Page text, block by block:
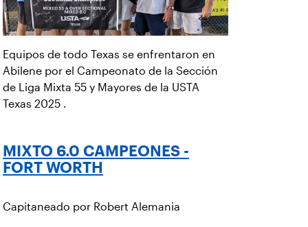
Equipos de todo Texas se enfrentaron en
Abilene por el Campeonato de la Sección
de Liga Mixta 55 y Mayores de la USTA
Texas 2025 .
MIXTO 6.0 CAMPEONES -
FORT WORTH
Capitaneado por Robert Alemania